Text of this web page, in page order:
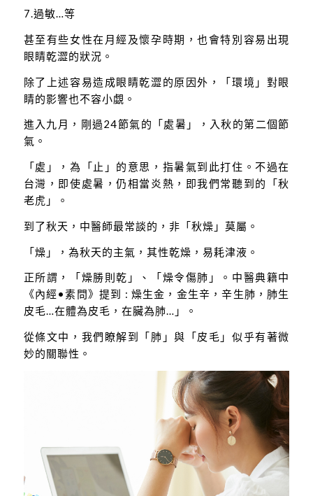
7.過敏…等
甚至有些女性在月經及懷孕時期，也會特別容易出現
眼睛乾澀的狀況。
除了上述容易造成眼睛乾澀的原因外，「環境」對眼
睛的影響也不容小覷。
進入九月，剛過24節氣的「處暑」，入秋的第二個節
氣。
「處」，為「止」的意思，指暑氣到此打住。不過在
台灣，即使處暑，仍相當炎熱，即我們常聽到的「秋
老虎」。
到了秋天，中醫師最常談的，非「秋燥」莫屬。
「燥」，為秋天的主氣，其性乾燥，易耗津液。
正所謂，「燥勝則乾」、「燥令傷肺」。中醫典籍中
《內經•素問》提到 : 燥生金，金生辛，辛生肺，肺生
皮毛…在體為皮毛，在臟為肺…」。
從條文中，我們瞭解到「肺」與「皮毛」似乎有著微
妙的關聯性。